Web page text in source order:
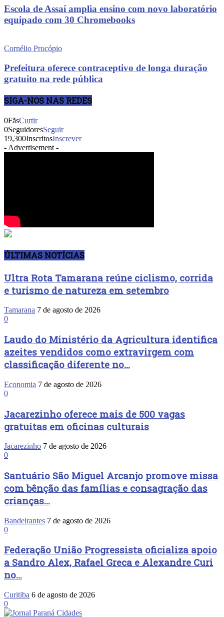
Escola de Assaí amplia ensino com novo laboratório
equipado com 30 Chromebooks
Cornélio Procópio
Prefeitura oferece contraceptivo de longa duração
gratuito na rede pública
SIGA-NOS NAS REDES
0FãsCurtir
0SeguidoresSeguir
19,300InscritosInscrever
- Advertisement -
ÚLTIMAS NOTÍCIAS
Ultra Rota Tamarana reúne ciclismo, corrida
e turismo de natureza em setembro
Tamarana 7 de agosto de 2026
0
Laudo do Ministério da Agricultura identifica
azeites vendidos como extravirgem com
classificação diferente no...
Economia 7 de agosto de 2026
0
Jacarezinho oferece mais de 500 vagas
gratuitas em oficinas culturais
Jacarezinho 7 de agosto de 2026
0
Santuário São Miguel Arcanjo promove missa
com bênção das famílias e consagração das
crianças...
Bandeirantes 7 de agosto de 2026
0
Federação União Progressista oficializa apoio
a Sandro Alex, Rafael Greca e Alexandre Curi
no...
Curitiba 6 de agosto de 2026
0